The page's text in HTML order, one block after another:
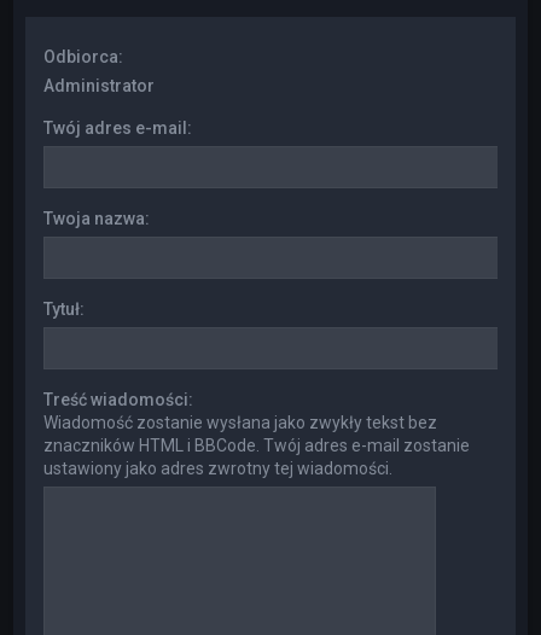
Odbiorca:
Administrator
Twój adres e-mail:
Twoja nazwa:
Tytuł:
Treść wiadomości:
Wiadomość zostanie wysłana jako zwykły tekst bez
znaczników HTML i BBCode. Twój adres e-mail zostanie
ustawiony jako adres zwrotny tej wiadomości.